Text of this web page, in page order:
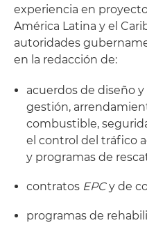
experiencia en
América Latina y el
autoridades
en la redacción de:
acuerdos de diseño
gestión,
combustible,
el control del tráfico
y programas de
contratos EPCy de
programas de